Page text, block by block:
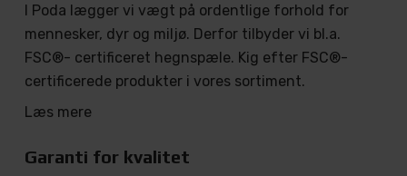
I Poda lægger vi vægt på ordentlige forhold for
mennesker, dyr og miljø. Derfor tilbyder vi bl.a.
FSC®- certificeret hegnspæle. Kig efter FSC®-
certificerede produkter i vores sortiment.
Læs mere
Garanti for kvalitet